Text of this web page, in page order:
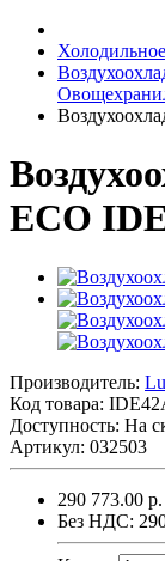
ECO
Производитель:
Код товара:
Доступность: На
Артикул: 032503
290 773.00 р.
Без НДС: